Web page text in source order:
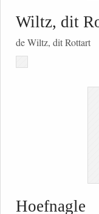
Wiltz, dit
de Wiltz, dit Rottart
Hoefnagle